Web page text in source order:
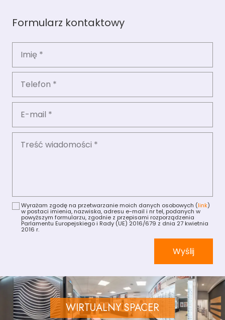
Formularz kontaktowy
Wyrażam zgodę na przetwarzanie moich danych osobowych (link)
w postaci imienia, nazwiska, adresu e-mail i nr tel, podanych w
powyższym formularzu, zgodnie z przepisami rozporządzenia
Parlamentu Europejskiego i Rady (UE) 2016/679 z dnia 27 kwietnia
2016 r.
Wyślij
WIRTUALNY SPACER